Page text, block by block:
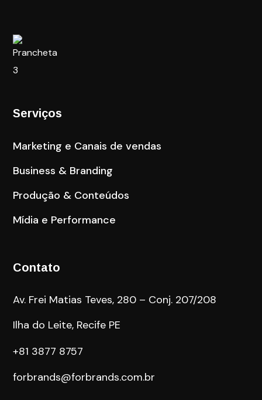
Serviços
Marketing e Canais de vendas
Business & Branding
Produção & Conteúdos
Mídia e Performance
Contato
Av. Frei Matias Teves, 280 – Conj. 207/208
Ilha do Leite, Recife PE
+81 3877 8757
forbrands@forbrands.com.br